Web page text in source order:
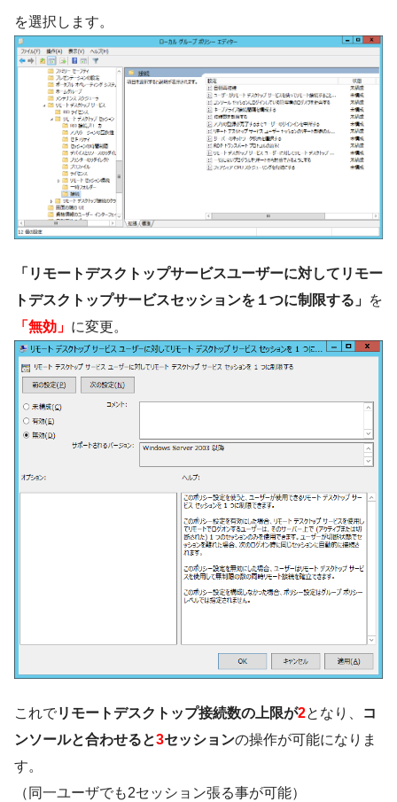
を選択します。
「リモートデスクトップサービスユーザーに対してリモー
トデスクトップサービスセッションを１つに制限する」 を
「無効」 に変更。
これでリモートデスクトップ接続数の上限が2となり、
コ
ンソールと合わせると3セッションの操作が可能になりま
す。
（同一ユーザでも2セッション張る事が可能）